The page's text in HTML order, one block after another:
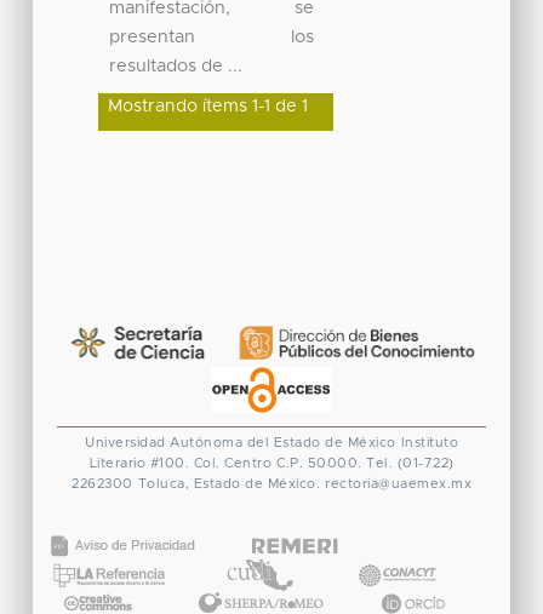
manifestación, se
presentan los
resultados de ...
Mostrando ítems 1-1 de 1
Universidad Autónoma del Estado de México
Instituto
Literario #100. Col. Centro C.P. 50000. Tel. (01-722)
2262300 Toluca, Estado de México. rectoria@uaemex.mx